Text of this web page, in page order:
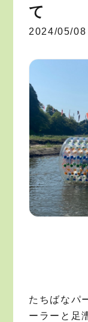
て
2024/05/08
たちばなパ
ーラーと足